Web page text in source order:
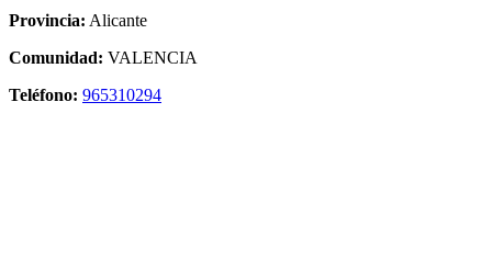
Provincia: Alicante
Comunidad: VALENCIA
Teléfono: 965310294